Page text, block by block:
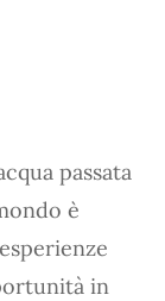
passata
è
in